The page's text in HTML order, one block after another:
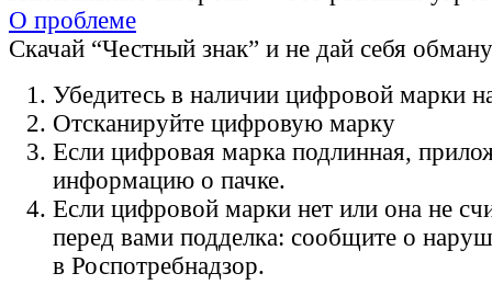
О проблеме
Скачай “Честный знак” и не дай себя
Убедитесь в наличии цифровой марки
Отсканируйте цифровую марку
Если цифровая марка подлинная,
информацию о пачке.
Если цифровой марки нет или она не
перед вами подделка: сообщите о
в Роспотребнадзор.